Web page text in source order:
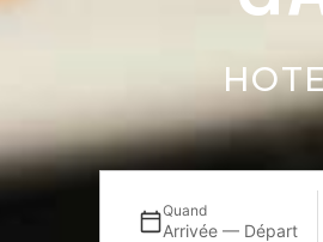
Quand
Arrivée — Départ